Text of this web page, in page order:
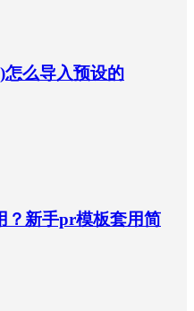
怎么导入预设的
？新手pr模板套用简